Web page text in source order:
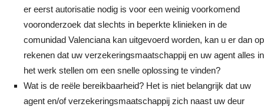
er eerst autorisatie nodig is voor een weinig voorkomend
vooronderzoek dat slechts in beperkte klinieken in de
comunidad Valenciana kan uitgevoerd worden, kan u er dan op
rekenen dat uw verzekeringsmaatschappij en uw agent alles in
het werk stellen om een snelle oplossing te vinden?
Wat is de reële bereikbaarheid? Het is niet belangrijk dat uw
agent en/of verzekeringsmaatschappij zich naast uw deur